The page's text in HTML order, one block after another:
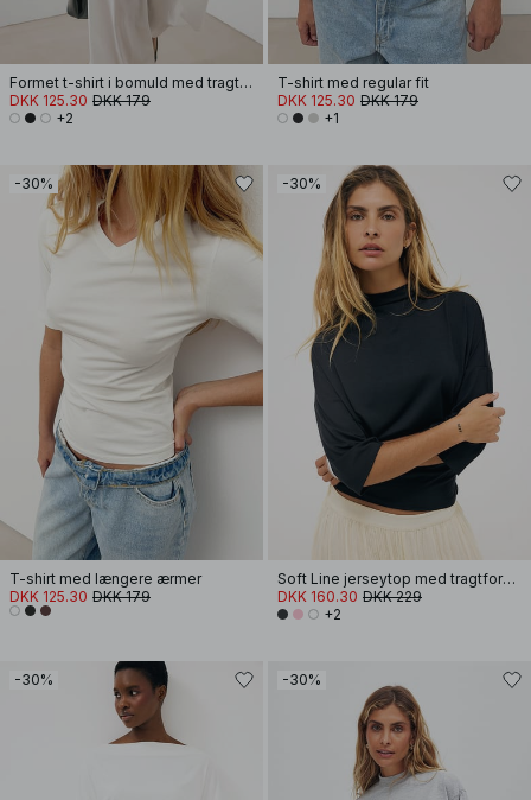
Formet t-shirt i bomuld med tragtformet halsudskæring
DKK 125.30 DKK 179
+2
T-shirt med regular fit
DKK 125.30 DKK 179
+1
-30%
T-shirt med længere ærmer
DKK 125.30 DKK 179
-30%
Soft Line jerseytop med tragtformet hals
DKK 160.30 DKK 229
+2
-30% -30%